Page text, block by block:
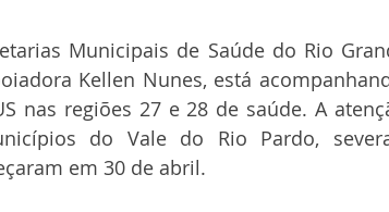
Municipais de Saúde do Rio
Kellen Nunes, está
nas regiões 27 e 28 de saúde. A
do Vale do Rio Pardo,
em 30 de abril.